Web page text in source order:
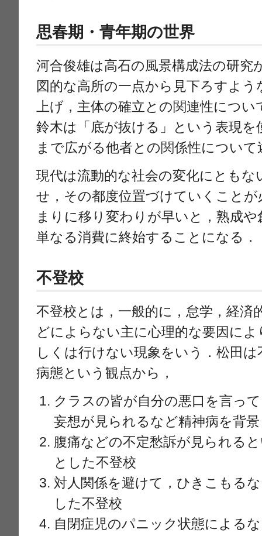
思春期・青年期の世界
河合俊雄は高石の風景構成法の研究
図的な高所の一点から見下ろすよ
上げ，主体の確立との関連性につ
鈴木は「底が抜ける」という表現を
まで広がる他者との関係性につい
現代は流動的な社会の変化にともな
せ，その都度位置づけていくこと
まりに移り変わりが早いと，熟成
単なる消費に終始することになる．
不登校
不登校とは，一般的に，怠学，経済
どによらない主に心理的な要因に
しくは行けない現象をいう．松田
病態という観点から，
クラスの皆が自分の悪口を言っ
妄想が見られるなど精神病を背
腹痛などの不定愁訴が見られる
とした不登校
対人関係を避けて，ひきこもる
した不登校
自閉症児のパニック状態による